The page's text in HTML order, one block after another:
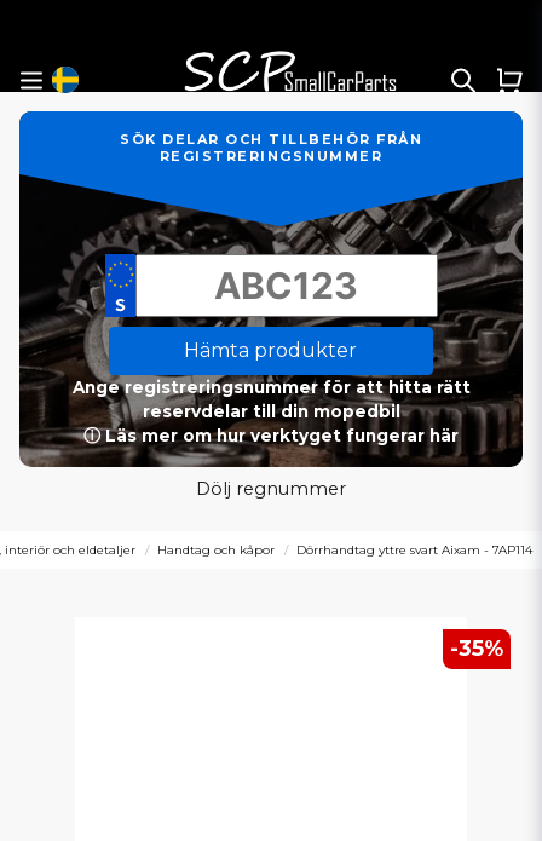
SÖK DELAR OCH TILLBEHÖR FRÅN
REGISTRERINGSNUMMER
Hämta produkter
Ange registreringsnummer för att hitta rätt
reservdelar till din mopedbil
ⓘ Läs mer om hur verktyget fungerar här
Dölj regnummer
interiör och eldetaljer Handtag och kåpor Dörrhandtag yttre svart Aixam - 7AP114
-35%